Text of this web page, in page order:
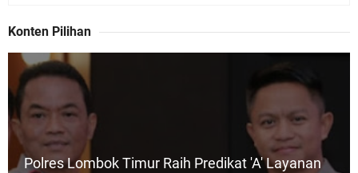
Konten Pilihan
Polres Lombok Timur Raih Predikat 'A' Layanan